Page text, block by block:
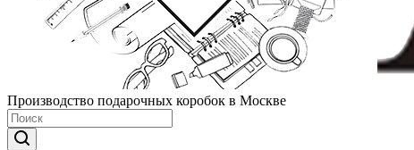
Производство подарочных коробок в Москве